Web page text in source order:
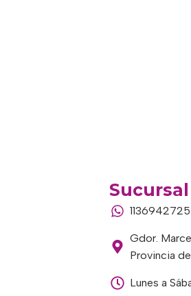
1136942725
Gdor.
Provincia
Lunes a